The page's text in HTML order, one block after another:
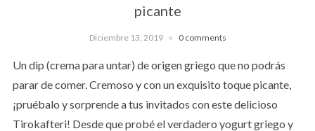
picante
Diciembre 13, 2019 0 comments
Un dip (crema para untar) de origen griego que no podrás
parar de comer. Cremoso y con un exquisito toque picante,
¡pruébalo y sorprende a tus invitados con este delicioso
Tirokafteri! Desde que probé el verdadero yogurt griego y